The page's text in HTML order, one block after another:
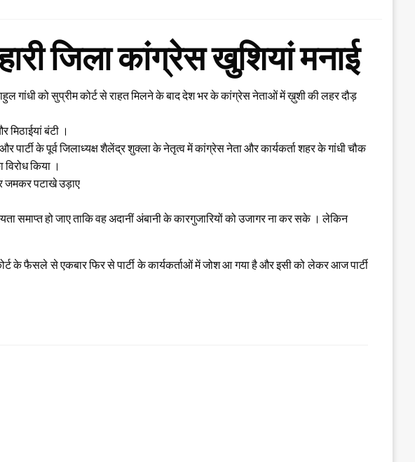
जिला कांग्रेस खुशियां मनाई
गांधी को सुप्रीम कोर्ट से राहत मिलने के बाद देश भर के कांग्रेस नेताओं में ख़ुशी की लहर दौड़
बंटी ।
पार्टी के पूर्व जिलाध्यक्ष शैलेंद्र शुक्ला के नेतृत्व में कांग्रेस नेता और कार्यकर्ता शहर के गांधी चौक
किया ।
जमकर पटाखे उड़ाए
समाप्त हो जाए ताकि वह अदानीं अंबानी के कारगुजारियों को उजागर ना कर सके । लेकिन
के फैसले से एकबार फिर से पार्टी के कार्यकर्ताओं में जोश आ गया है और इसी को लेकर आज पार्टी